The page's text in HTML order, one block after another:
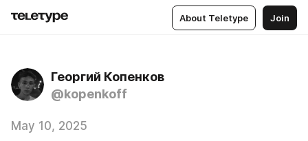
About Teletype Join
Георгий Копенков
@kopenkoff
May 10, 2025